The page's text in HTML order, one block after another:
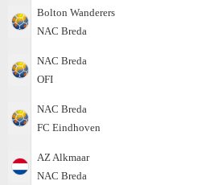
Bolton Wanderers
NAC Breda
NAC Breda
OFI
NAC Breda
FC Eindhoven
AZ Alkmaar
NAC Breda